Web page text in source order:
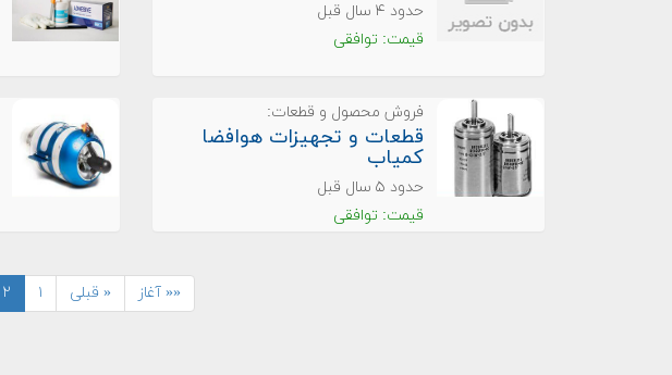
حدود ۴ سال قبل
قیمت: توافقی
فروش محصول و قطعات:
قطعات و تجهیزات هوافضا
کمیاب
حدود ۵ سال قبل
قیمت: توافقی
«« آغاز « قبلی ۱ ۲